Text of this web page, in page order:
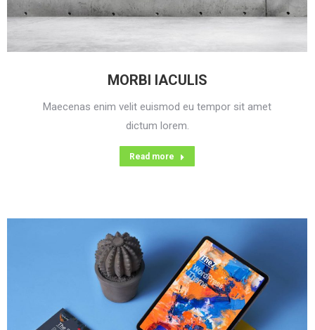
MORBI IACULIS
Maecenas enim velit euismod eu tempor sit amet
dictum lorem.
Read more